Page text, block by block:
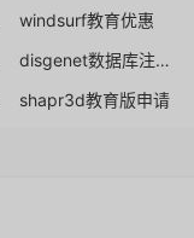
windsurf教育优惠
disgenet数据库注册机构
shapr3d教育版申请